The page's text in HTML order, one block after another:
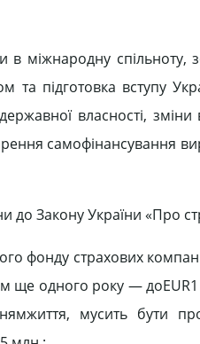
міжнародну
підготовка вступу
власності,
самофінансування
до Закону України «Про
фонду страхових
ще одного року —
мусить бути